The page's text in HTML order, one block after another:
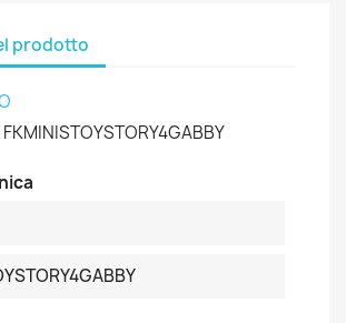
prodotto
FKMINISTOYSTORY4GABBY